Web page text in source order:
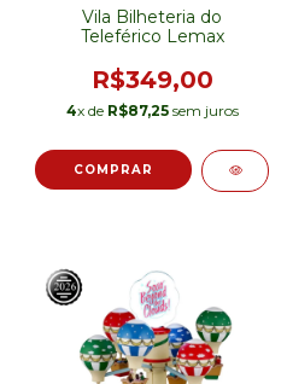
Vila Bilheteria do
Teleférico Lemax
R$349,00
4x de R$87,25sem juros